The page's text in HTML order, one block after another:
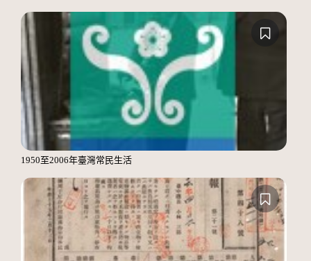
1950至2006年臺灣常民生活